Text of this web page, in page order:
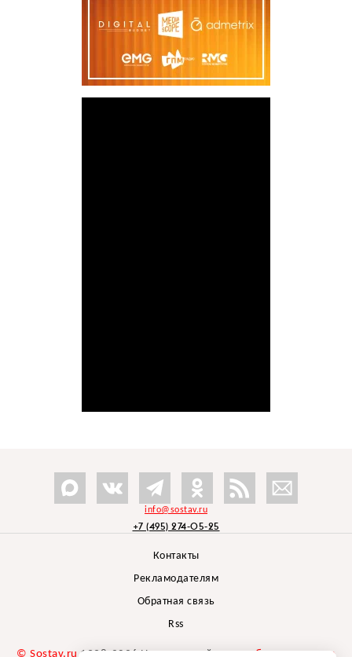
info@sostav.ru
+7 (495) 274-05-25
Контакты
Рекламодателям
Обратная связь
Rss
© Sostav.ru 1998-2026 Независимый проектбрендингового